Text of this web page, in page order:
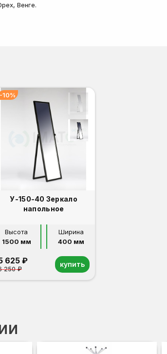
Венге.
-10%
У-150-40 Зеркало
напольное
Высота
1500 мм
Ширина
400 мм
625 ₽
250 ₽
купить